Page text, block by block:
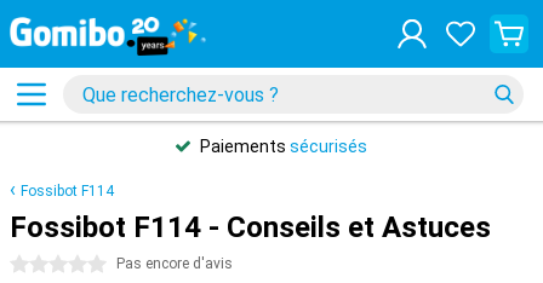
Paiements sécurisés
Fossibot F114
Fossibot F114 - Conseils et Astuces
0 étoiles Pas encore d'avis